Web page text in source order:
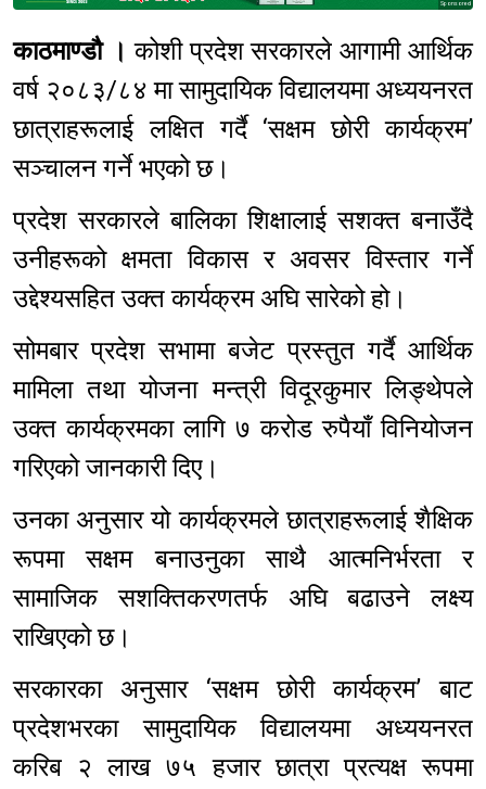
Sponsored
काठमाण्डौ ।कोशी प्रदेश सरकारले आगामी आर्थिक
वर्ष २०८३/८४ मा सामुदायिक विद्यालयमा अध्ययनरत
छात्राहरूलाई लक्षित गर्दै ‘सक्षम छोरी कार्यक्रम’
सञ्चालन गर्ने भएको छ।
प्रदेश सरकारले बालिका शिक्षालाई सशक्त बनाउँदै
उनीहरूको क्षमता विकास र अवसर विस्तार गर्ने
उद्देश्यसहित उक्त कार्यक्रम अघि सारेको हो।
सोमबार प्रदेश सभामा बजेट प्रस्तुत गर्दै आर्थिक
मामिला तथा योजना मन्त्री विदूरकुमार लिङ्थेपले
उक्त कार्यक्रमका लागि ७ करोड रुपैयाँ विनियोजन
गरिएको जानकारी दिए।
उनका अनुसार यो कार्यक्रमले छात्राहरूलाई शैक्षिक
रूपमा सक्षम बनाउनुका साथै आत्मनिर्भरता र
सामाजिक सशक्तिकरणतर्फ अघि बढाउने लक्ष्य
राखिएको छ।
सरकारका अनुसार ‘सक्षम छोरी कार्यक्रम’ बाट
प्रदेशभरका सामुदायिक विद्यालयमा अध्ययनरत
करिब २ लाख ७५ हजार छात्रा प्रत्यक्ष रूपमा